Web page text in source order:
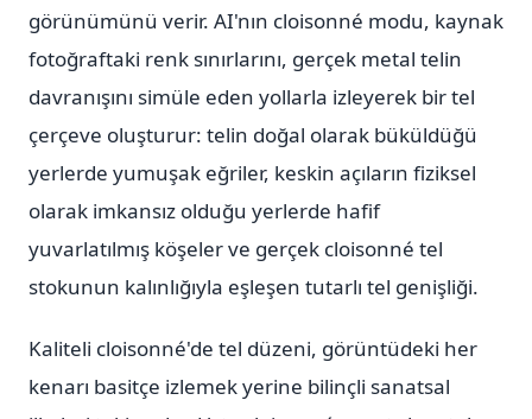
görünümünü verir. AI'nın cloisonné modu, kaynak
fotoğraftaki renk sınırlarını, gerçek metal telin
davranışını simüle eden yollarla izleyerek bir tel
çerçeve oluşturur: telin doğal olarak büküldüğü
yerlerde yumuşak eğriler, keskin açıların fiziksel
olarak imkansız olduğu yerlerde hafif
yuvarlatılmış köşeler ve gerçek cloisonné tel
stokunun kalınlığıyla eşleşen tutarlı tel genişliği.
Kaliteli cloisonné'de tel düzeni, görüntüdeki her
kenarı basitçe izlemek yerine bilinçli sanatsal